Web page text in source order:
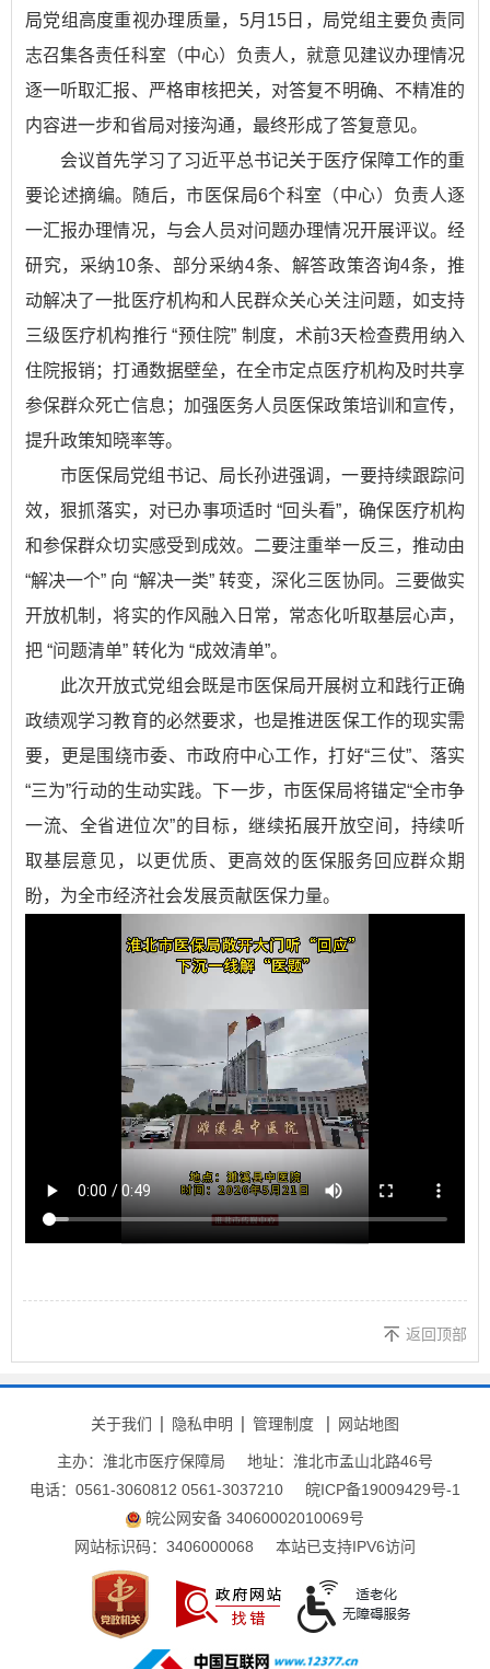
局党组高度重视办理质量，5月15日，局党组主要负责同
志召集各责任科室（中心）负责人，就意见建议办理情况
逐一听取汇报、严格审核把关，对答复不明确、不精准的
内容进一步和省局对接沟通，最终形成了答复意见。
会议首先学习了习近平总书记关于医疗保障工作的重
要论述摘编。随后，市医保局6个科室（中心）负责人逐
一汇报办理情况，与会人员对问题办理情况开展评议。经
研究，采纳10条、部分采纳4条、解答政策咨询4条，推
动解决了一批医疗机构和人民群众关心关注问题，如支持
三级医疗机构推行 “预住院” 制度，术前3天检查费用纳入
住院报销；打通数据壁垒，在全市定点医疗机构及时共享
参保群众死亡信息；加强医务人员医保政策培训和宣传，
提升政策知晓率等。
市医保局党组书记、局长孙进强调，一要持续跟踪问
效，狠抓落实，对已办事项适时 “回头看”，确保医疗机构
和参保群众切实感受到成效。二要注重举一反三，推动由
“解决一个” 向 “解决一类” 转变，深化三医协同。三要做实
开放机制，将实的作风融入日常，常态化听取基层心声，
把 “问题清单” 转化为 “成效清单”。
此次开放式党组会既是市医保局开展树立和践行正确
政绩观学习教育的必然要求，也是推进医保工作的现实需
要，更是围绕市委、市政府中心工作，打好“三仗”、落实
“三为”行动的生动实践。下一步，市医保局将锚定“全市争
一流、全省进位次”的目标，继续拓展开放空间，持续听
取基层意见，以更优质、更高效的医保服务回应群众期
盼，为全市经济社会发展贡献医保力量。
返回顶部
关于我们 隐私申明 管理制度 网站地图
主办：淮北市医疗保障局
地址：淮北市孟山北路46号
电话：0561-3060812 0561-3037210
皖ICP备19009429号-1
皖公网安备 34060002010069号
网站标识码：3406000068
本站已支持IPV6访问